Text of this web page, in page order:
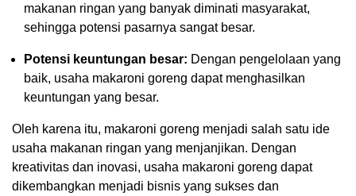
makanan ringan yang banyak diminati masyarakat,
sehingga potensi pasarnya sangat besar.
Potensi keuntungan besar: Dengan pengelolaan yang
baik, usaha makaroni goreng dapat menghasilkan
keuntungan yang besar.
Oleh karena itu, makaroni goreng menjadi salah satu ide
usaha makanan ringan yang menjanjikan. Dengan
kreativitas dan inovasi, usaha makaroni goreng dapat
dikembangkan menjadi bisnis yang sukses dan